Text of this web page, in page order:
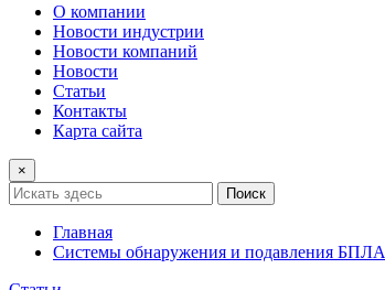
О компании
Новости индустрии
Новости компаний
Новости
Статьи
Контакты
Карта сайта
×
Поиск
Главная
Системы обнаружения и подавления БПЛА